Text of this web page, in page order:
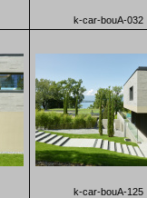
k-car-bouA-032
k-car-bouA-125